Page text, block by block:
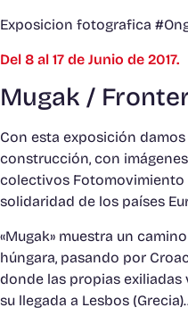
Exposicion fotografica
Del 8 al 17 de Junio de 2017.
Mugak /
Con esta exposición
construcción, con
colectivos Fotomovimiento
solidaridad de los países
«Mugak» muestra un
húngara, pasando por
donde las propias
su llegada a Lesbos